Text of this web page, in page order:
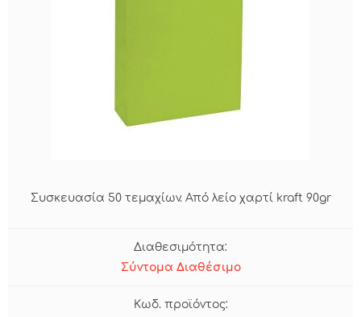
Συσκευασία 50 τεμαχίων. Από λείο χαρτί kraft 90gr
Διαθεσιμότητα:
Σύντομα Διαθέσιμο
Κωδ. προϊόντος: